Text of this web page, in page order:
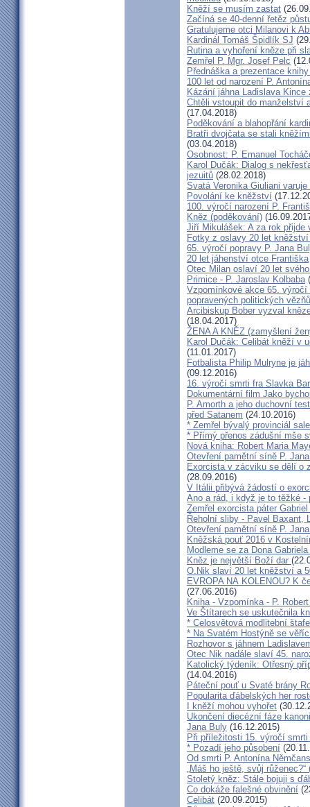
Kněží se musím zastat
Začíná se 40-denní řetěz
Gratulujeme otci Milanovi k
Kardinál Tomáš Špidlík SJ
Rutina a vyhoření kněze při
Zemřel P. Mgr. Josef Pelc
Přednáška a prezentace
100 let od narození P.
Kázání jáhna Ladislava
Chtěli vstoupit do manželství
(17.04.2018)
Poděkování a blahopřání
Bratři dvojčata se stali
(03.04.2018)
Osobnost: P. Emanuel
Karol Dučák: Dialog s
jezuitů (28.02.2018)
Svatá Veronika Giuliani
Povolání ke kněžství
100. výročí narození P.
Kněz (poděkování)
Jiří Mikulášek: A za rok
Fotky z oslavy 20 let
65. výročí popravy P. Jana
20 let jáhenství otce Františka
Otec Milan oslaví 20 let
Primice - P. Jaroslav Kolbaba
Vzpomínkové akce 65.
popravených politických vězňů
Arcibiskup Bober vyzval
(18.04.2017)
ŽENA A KNĚZ (zamyšlení
Karol Dučák: Celibát kněží v
(11.01.2017)
Fotbalista Philip Mulryne je
(09.12.2016)
16. výročí smrti fra Slavka
Dokumentární film Jako
P. Amorth a jeho duchovní
před Satanem (24.10.2016)
* Zemřel bývalý provinciál
* Přímý přenos zádušní mše
Nová kniha: Robert Maria
Otevření pamětní síně P.
Exorcista v zácviku se dělí o
(28.09.2016)
V Itálii přibývá žádostí o
Ano a rád, i když je to těžké -
Zemřel exorcista páter Gabriel
Řeholní sliby - Pavel Baxant,
Otevření pamětní síně P.
Kněžská pouť 2016 v
Modleme se za Dona
Kněz je největší Boží dar
O.Nik slaví 20 let kněžství a
EVROPA NA KOLENOU? K
(27.06.2016)
Kniha - Vzpomínka - P.
Ve Štítarech se uskutečnila
* Celosvětová modlitební
* Na Svatém Hostýně se
Rozhovor s jáhnem
Otec Nik nadále slaví 45.
Katolický týdeník: Otřesný
(14.04.2016)
Páteční pouť u Svaté brány
Popularita ďábelských her
I kněží mohou vyhořet
Ukončení diecézní fáze
Jana Buly (16.12.2015)
Při příležitosti 15. výročí
* Pozadí jeho působení
Od smrti P. Antonína
„Máš ho ještě, svůj
Stoletý kněz: Stále bojuji s
Co dokáže falešné obvinění
Celibát (20.09.2015)